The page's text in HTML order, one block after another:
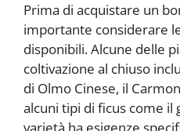
Prima di acquistare un
importante considerare
disponibili. Alcune delle
coltivazione al chiuso
di Olmo Cinese, il
alcuni tipi di ficus come il